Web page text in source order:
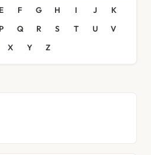
E F G H I J
K
P Q R S T U
V
X Y Z